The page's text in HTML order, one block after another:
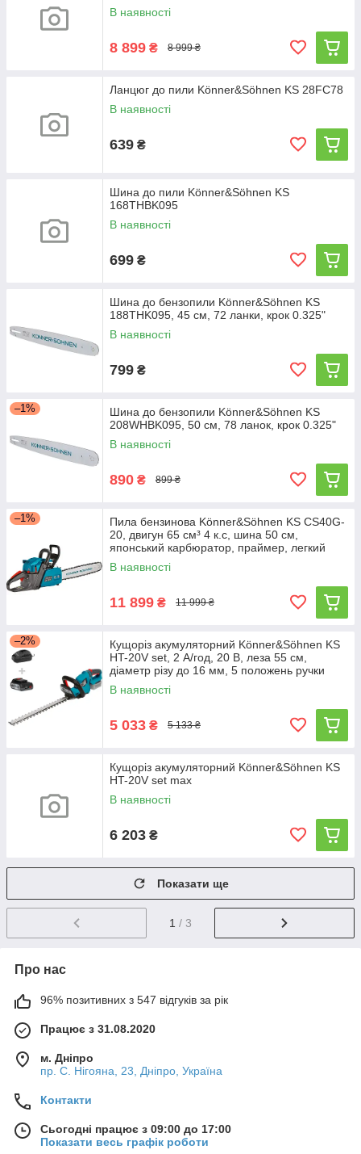
В наявності
8 899 ₴ 8 999 ₴
Ланцюг до пили Könner&Söhnen KS 28FC78
В наявності
639 ₴
Шина до пили Könner&Söhnen KS
168THBK095
В наявності
699 ₴
Шина до бензопили Könner&Söhnen KS
188THK095, 45 см, 72 ланки, крок 0.325"
В наявності
799 ₴
–1%
Шина до бензопили Könner&Söhnen KS
208WHBK095, 50 см, 78 ланок, крок 0.325"
В наявності
890 ₴ 899 ₴
–1%
Пила бензинова Könner&Söhnen KS CS40G-
20, двигун 65 см³ 4 к.с, шина 50 см,
японський карбюратор, праймер, легкий
пуск
В наявності
11 899 ₴ 11 999 ₴
–2%
Кущоріз акумуляторний Könner&Söhnen KS
HT-20V set, 2 А/год, 20 В, леза 55 см,
діаметр різу до 16 мм, 5 положень ручки
В наявності
5 033 ₴ 5 133 ₴
Кущоріз акумуляторний Könner&Söhnen KS
HT-20V set max
В наявності
6 203 ₴
Показати ще
1 / 3
Про нас
96% позитивних з 547 відгуків за рік
Працює з 31.08.2020
м. Дніпро
пр. С. Нігояна, 23, Дніпро, Україна
Контакти
Сьогодні працює з 09:00 до 17:00
Показати весь графік роботи